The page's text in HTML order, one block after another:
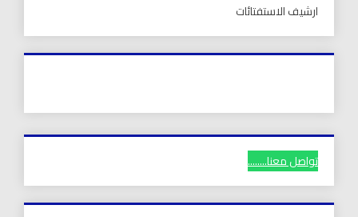
ارشيف الاستفتائات
تواصل معنا........